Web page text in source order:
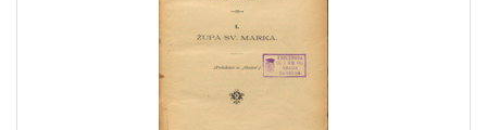
Zagreb na pragu modernog doba
Digitalizirana zagrebačka baština
Obitelji Šubić, Zrinski i Frankopan
Knjige za djecu i mladež